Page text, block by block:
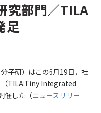
究部門／TILA
足
子研）はこの6月19日，社
（TILA:Tiny Integrated
催した（ニュースリリー